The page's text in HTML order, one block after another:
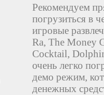
Рекомендуем
погрузиться в
игровые
Ra, The Money
Cocktail,
очень легко
демо режим,
денежных